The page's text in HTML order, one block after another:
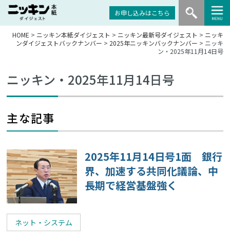
お申し込みはこちら
HOME > ニッキン本紙ダイジェスト > ニッキン最新号ダイジェスト > ニッキ
ンダイジェストバックナンバー > 2025年ニッキンバックナンバー > ニッキ
ン・2025年11月14日号
ニッキン・2025年11月14日号
主な記事
2025年11月14日号1面 銀行
界、加速する共同化議論、中
長期で経営基盤強く
ネット・システム